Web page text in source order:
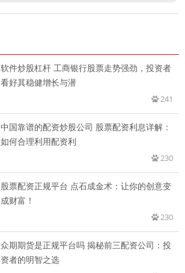
软件炒股杠杆 工商银行股票走势强劲，投资者
看好其稳健增长与潜
241
中国靠谱的配资炒股公司 股票配资利息详解：
如何合理利用配资利
230
股票配资正规平台 点石成金术：让你的创意变
成财富！
230
众期期货是正规平台吗 揭秘前三配资公司：投
资者的明智之选